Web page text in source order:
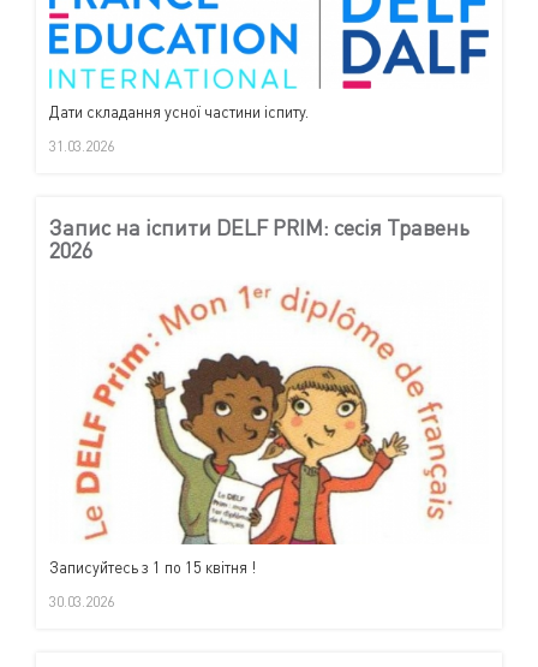
Дати складання усної частини іспиту.
31.03.2026
Запис на іспити DELF PRIM: сесія Травень
2026
Записуйтесь з 1 по 15 квітня !
30.03.2026